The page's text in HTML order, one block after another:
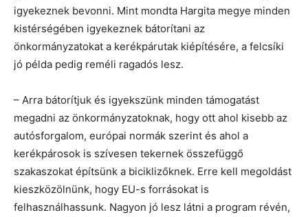
igyekeznek bevonni. Mint mondta Hargita megye minden
kistérségében igyekeznek bátorítani az
önkormányzatokat a kerékpárutak kiépítésére, a felcsíki
jó példa pedig reméli ragadós lesz.
– Arra bátorítjuk és igyekszünk minden támogatást
megadni az önkormányzatoknak, hogy ott ahol kisebb az
autósforgalom, európai normák szerint és ahol a
kerékpárosok is szívesen tekernek összefüggő
szakaszokat építsünk a biciklizőknek. Erre kell megoldást
kieszközölnünk, hogy EU-s forrásokat is
felhasználhassunk. Nagyon jó lesz látni a program révén,